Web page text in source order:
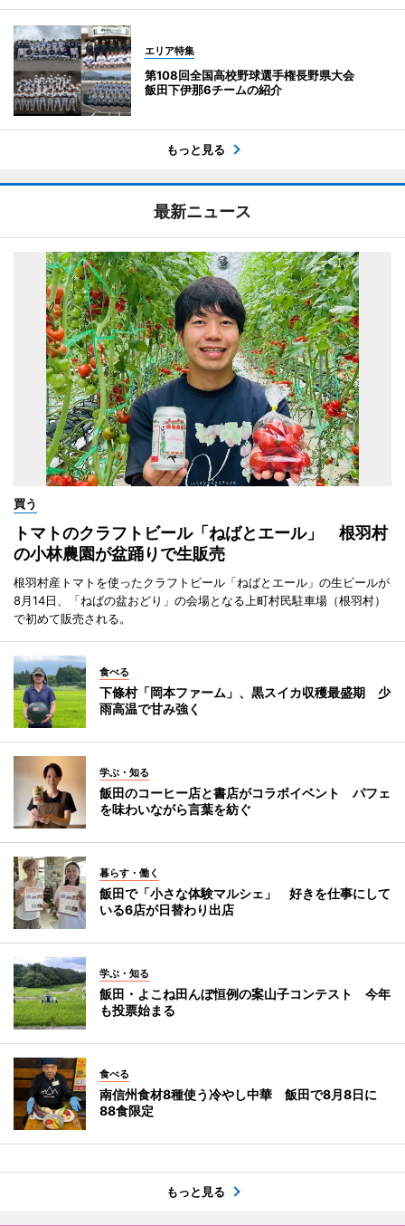
エリア特集
第108回全国高校野球選手権長野県大会
飯田下伊那6チームの紹介
もっと見る
最新ニュース
買う
トマトのクラフトビール「ねばとエール」 根羽村
の小林農園が盆踊りで生販売
根羽村産トマトを使ったクラフトビール「ねばとエール」の生ビールが
8月14日、「ねばの盆おどり」の会場となる上町村民駐車場（根羽村）
で初めて販売される。
食べる
下條村「岡本ファーム」、黒スイカ収穫最盛期 少
雨高温で甘み強く
学ぶ・知る
飯田のコーヒー店と書店がコラボイベント パフェ
を味わいながら言葉を紡ぐ
暮らす・働く
飯田で「小さな体験マルシェ」 好きを仕事にして
いる6店が日替わり出店
学ぶ・知る
飯田・よこね田んぼ恒例の案山子コンテスト 今年
も投票始まる
食べる
南信州食材8種使う冷やし中華 飯田で8月8日に
88食限定
もっと見る